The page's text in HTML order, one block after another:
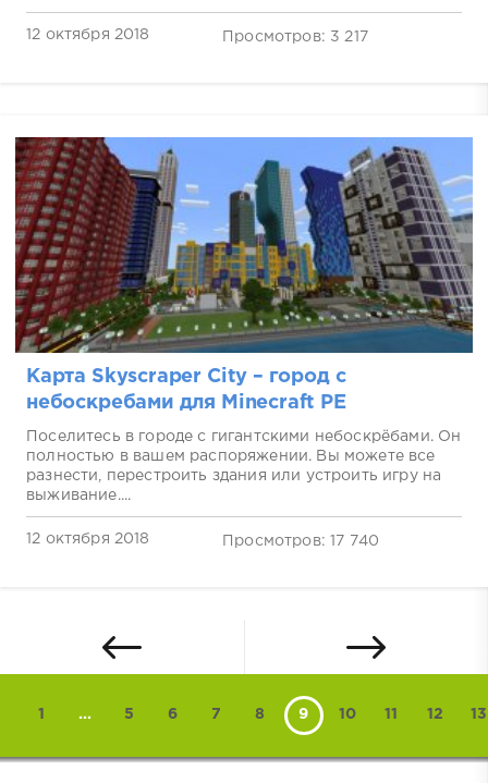
12 октября 2018 Просмотров: 3 217
Карта Skyscraper City – город с
небоскребами для Minecraft PE
Поселитесь в городе с гигантскими небоскрёбами. Он
полностью в вашем распоряжении. Вы можете все
разнести, перестроить здания или устроить игру на
выживание....
12 октября 2018 Просмотров: 17 740
1 ... 5 6 7 8 9 10 11 12 13